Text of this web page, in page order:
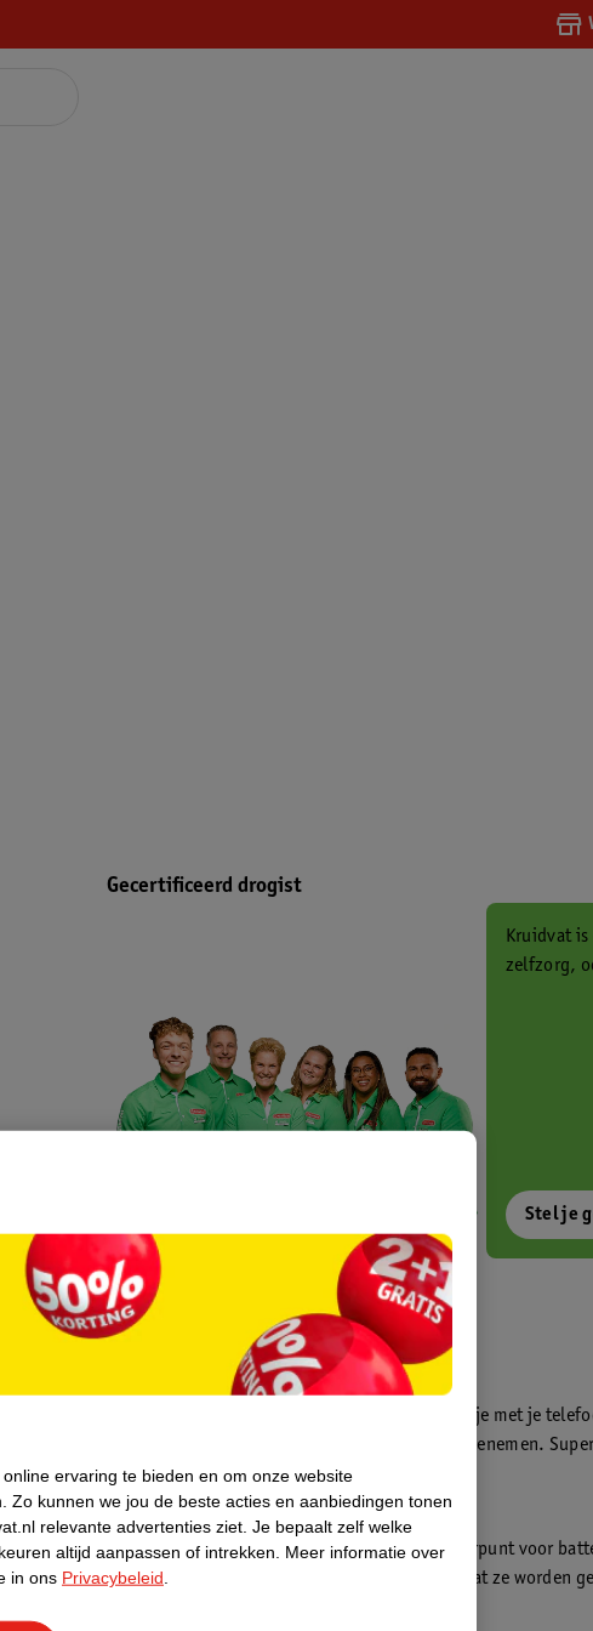
Gecertificeerd drogist
Kruidvat
zelfzorg,
Stel je
Kruidvat fotokiosk
In de winkel vind je een fotokiosk waarmee je met je
geheugenkaartje, jouw foto’s direct kan meenemen.
WeCycle inleverpunt
In deze Kruidvat vind je een WeCycle inleverpunt voor
apparaten. Deze kan je gratis inleveren zodat ze worden
ervaring te bieden en om onze website
Zo kunnen we jou de beste acties en aanbiedingen tonen
relevante advertenties ziet. Je bepaalt zelf welke
altijd aanpassen of intrekken.
Meer informatie over
in ons Privacybeleid